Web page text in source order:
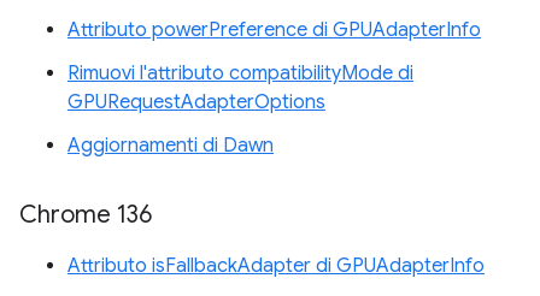
Attributo powerPreference di GPUAdapterInfo
Rimuovi l'attributo compatibilityMode di
GPURequestAdapterOptions
Aggiornamenti di Dawn
Chrome 136
Attributo isFallbackAdapter di GPUAdapterInfo